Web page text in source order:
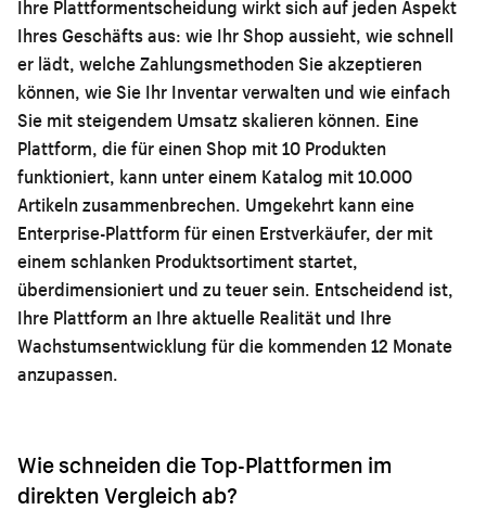
Ihre Plattformentscheidung wirkt sich auf jeden Aspekt
Ihres Geschäfts aus: wie Ihr Shop aussieht, wie schnell
er lädt, welche Zahlungsmethoden Sie akzeptieren
können, wie Sie Ihr Inventar verwalten und wie einfach
Sie mit steigendem Umsatz skalieren können. Eine
Plattform, die für einen Shop mit 10 Produkten
funktioniert, kann unter einem Katalog mit 10.000
Artikeln zusammenbrechen. Umgekehrt kann eine
Enterprise-Plattform für einen Erstverkäufer, der mit
einem schlanken Produktsortiment startet,
überdimensioniert und zu teuer sein. Entscheidend ist,
Ihre Plattform an Ihre aktuelle Realität und Ihre
Wachstumsentwicklung für die kommenden 12 Monate
anzupassen.
Wie schneiden die Top-Plattformen im
direkten Vergleich ab?